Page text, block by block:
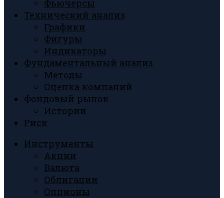
Фьючерсы
Технический анализ
Графики
Фигуры
Индикаторы
Фундаментальный анализ
Методы
Оценка компаний
Фондовый рынок
Истории
Риск
Инструменты
Акции
Валюта
Облигации
Опционы